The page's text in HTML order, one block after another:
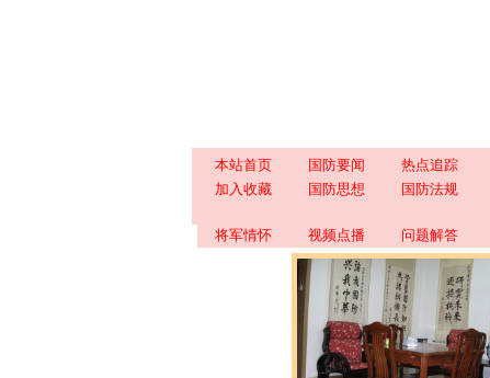
本站首页 国防要闻 热点追踪
加入收藏
国防思想 国防法规
将军情怀
视频点播 问题解答